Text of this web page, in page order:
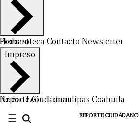
Hemeroteca Contacto Newsletter
Podcast
Impreso
Nuevo LeónTamaulipas Coahuila
Reporte Ciudadano
☰ REPORTE CIUDADANO